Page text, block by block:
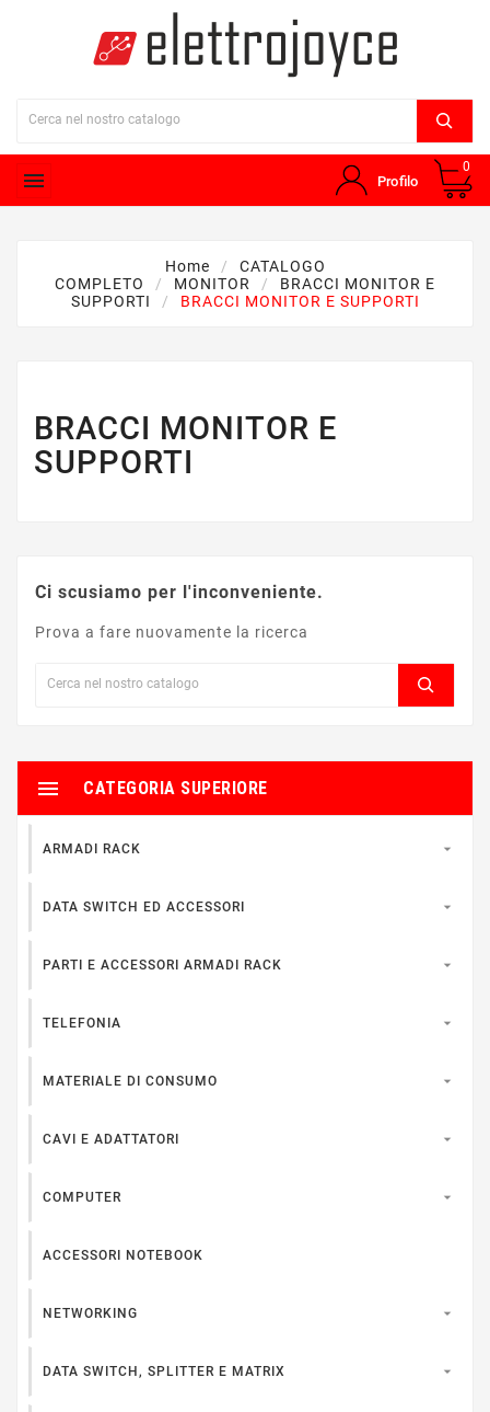
 Profilo
0
Home
CATALOGO
COMPLETO
MONITOR
BRACCI MONITOR E
SUPPORTI
BRACCI MONITOR E SUPPORTI
BRACCI MONITOR E
SUPPORTI
Ci scusiamo per l'inconveniente.
Prova a fare nuovamente la ricerca
CATEGORIA SUPERIORE

ARMADI RACK 
DATA SWITCH ED ACCESSORI 
PARTI E ACCESSORI ARMADI RACK 
TELEFONIA 
MATERIALE DI CONSUMO 
CAVI E ADATTATORI 
COMPUTER 
ACCESSORI NOTEBOOK
NETWORKING 
DATA SWITCH, SPLITTER E MATRIX 